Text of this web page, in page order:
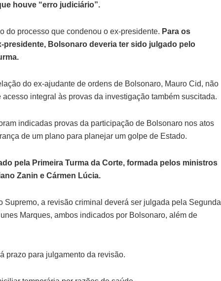
houve “erro judiciário”.
do processo que condenou o ex-presidente. Para os
Bolsonaro deveria ter sido julgado pelo
do ex-ajudante de ordens de Bolsonaro, Mauro Cid, não
integral às provas da investigação também suscitada.
indicadas provas da participação de Bolsonaro nos atos
de um plano para planejar um golpe de Estado.
pela Primeira Turma da Corte, formada pelos ministros
Zanin e Cármen Lúcia.
Supremo, a revisão criminal deverá ser julgada pela Segunda
Marques, ambos indicados por Bolsonaro, além de
prazo para julgamento da revisão.